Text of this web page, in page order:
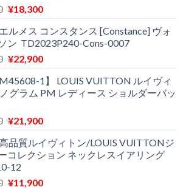
元
価
格
は
で
し
¥18,300現
の
価
格
¥18,300
で
ルメス コンスタンス [Constance] ヴォ
ン TD2023P240-Cons-0007
元
価
格
¥27,200
し
た。
¥22,900現
の
価
は
で
す。
1】 LOUIS VUITTON ルイヴィ
ノグラム PM レディース ショルダーバッ
元
価
格
は
¥30,400
¥21,900現
の
価
は
品質ルイヴィトン/LOUIS VUITTONジ
コレクション ネックレスイアリング
12
元
¥11,900現